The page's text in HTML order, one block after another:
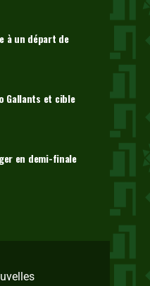
à un départ de
Gallants et cible
en demi-finale